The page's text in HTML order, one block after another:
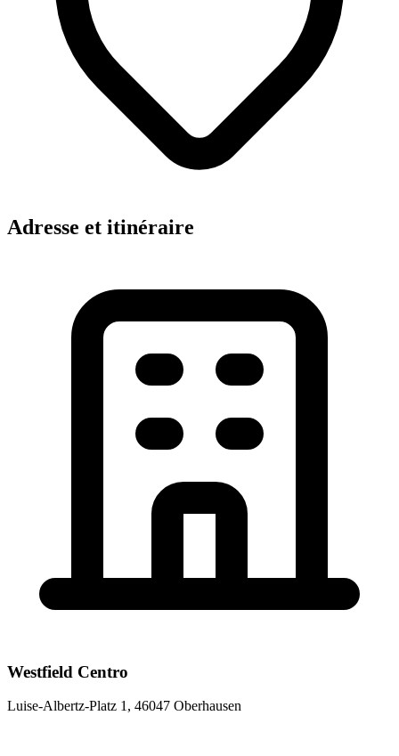
Adresse et itinéraire
Westfield Centro
Luise-Albertz-Platz 1, 46047 Oberhausen